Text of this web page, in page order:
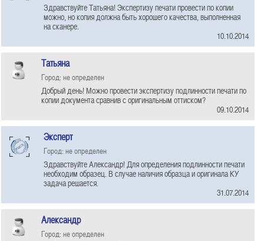
Здравствуйте Татьяна! Экспертизу печати провести по копии
можно, но копия должна быть хорошего качества, выполненная
на сканере.
10.10.2014
Татьяна
Город: не определен
Добрый день! Можно провести экспертизу подлинности печати по
копии документа сравнив с оригинальным оттиском?
09.10.2014
Эксперт
Город: не определен
Здравствуйте Александр! Для определения подлинности печати
необходим образец. В случае наличия образца и оригинала КУ
задача решается.
31.07.2014
Александр
Город: не определен